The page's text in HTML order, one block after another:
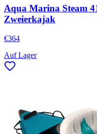
Aqua Marina Steam
Zweierkajak
€364
Auf Lager